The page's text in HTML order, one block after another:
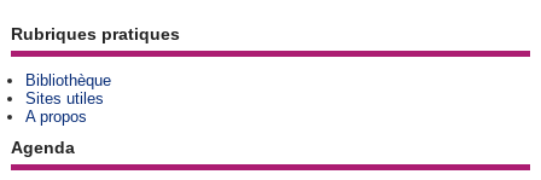
Rubriques pratiques
Bibliothèque
Sites utiles
A propos
Agenda